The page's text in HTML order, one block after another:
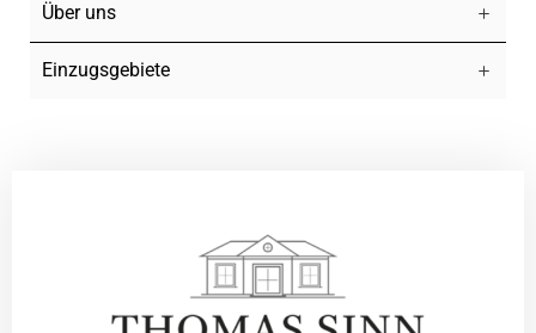
Über uns
Einzugsgebiete